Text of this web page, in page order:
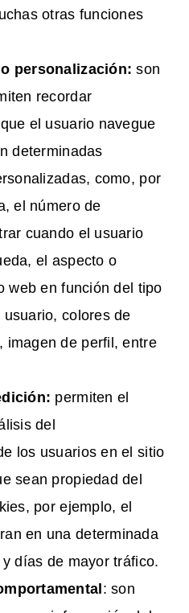
otras funciones
personalización:son
recordar
el usuario navegue
determinadas
como, por
el número de
cuando el usuario
el aspecto o
web en función del tipo
colores de
imagen de perfil, entre
permiten el
del
los usuarios en el sitio
sean propiedad del
por ejemplo, el
en una determinada
días de mayor tráfico.
: son